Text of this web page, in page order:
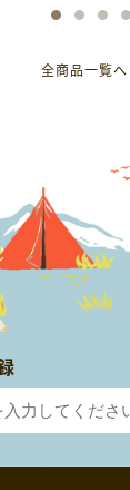
全商品一覧へ